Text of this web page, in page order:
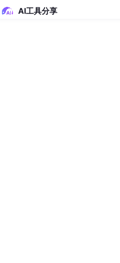
比图）
AI工具分享